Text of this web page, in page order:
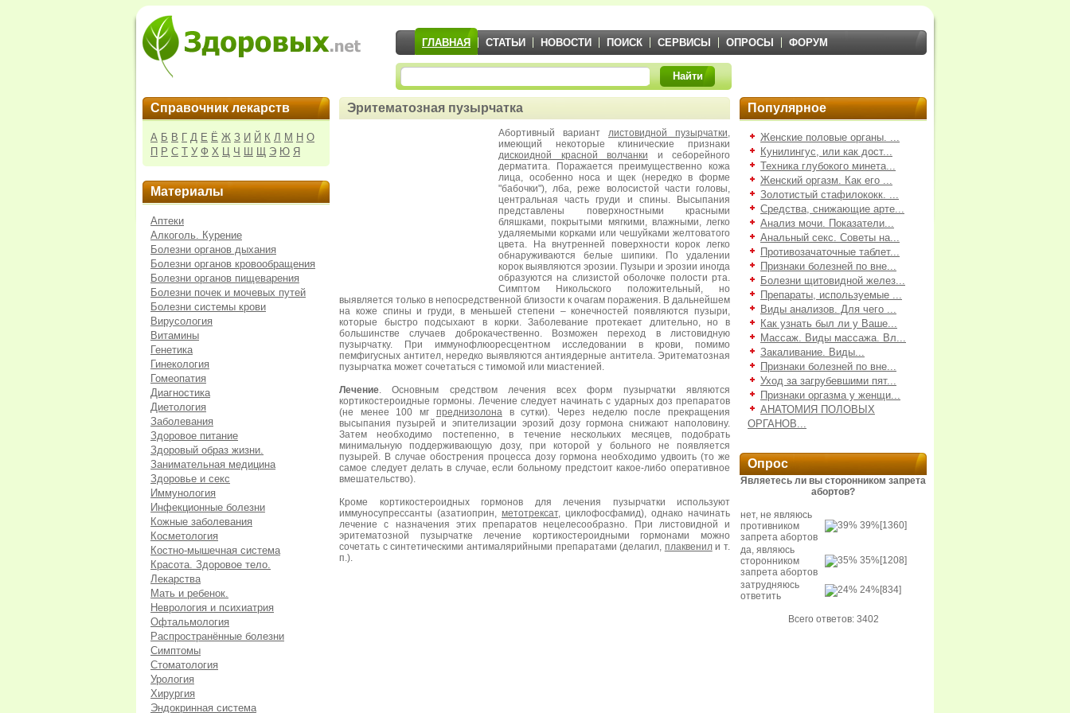
ГЛАВНАЯ СТАТЬИ НОВОСТИ ПОИСК СЕРВИСЫ ОПРОСЫ ФОРУМ
Найти
Справочник лекарств
А Б В Г Д Е Ё Ж З И Й К Л М Н О
П Р С Т У Ф Х Ц Ч Ш Щ Э Ю Я
Материалы
Аптеки
Алкоголь. Курение
Болезни органов дыхания
Болезни органов кровообращения
Болезни органов пищеварения
Болезни почек и мочевых путей
Болезни системы крови
Вирусология
Витамины
Генетика
Гинекология
Гомеопатия
Диагностика
Диетология
Заболевания
Здоровое питание
Здоровый образ жизни.
Занимательная медицина
Здоровье и секс
Иммунология
Инфекционные болезни
Кожные заболевания
Косметология
Костно-мышечная система
Красота. Здоровое тело.
Лекарства
Мать и ребенок.
Неврология и психиатрия
Офтальмология
Распространённые болезни
Симптомы
Стоматология
Урология
Хирургия
Эндокринная система
Эритематозная пузырчатка
Абортивный вариант листовидной пузырчатки,
имеющий некоторые клинические признаки
дискоидной красной волчанки и себорейного
дерматита. Поражается преимущественно кожа
лица, особенно носа и щек (нередко в форме
"бабочки"), лба, реже волосистой части головы,
центральная часть груди и спины. Высыпания
представлены поверхностными красными
бляшками, покрытыми мягкими, влажными, легко
удаляемыми корками или чешуйками желтоватого
цвета. На внутренней поверхности корок легко
обнаруживаются белые шипики. По удалении
корок выявляются эрозии. Пузыри и эрозии иногда
образуются на слизистой оболочке полости рта.
Симптом Никольского положительный, но
выявляется только в непосредственной близости к очагам поражения. В дальнейшем
на коже спины и груди, в меньшей степени – конечностей появляются пузыри,
которые быстро подсыхают в корки. Заболевание протекает длительно, но в
большинстве случаев доброкачественно. Возможен переход в листовидную
пузырчатку. При иммунофлюоресцентном исследовании в крови, помимо
пемфигусных антител, нередко выявляются антиядерные антитела. Эритематозная
пузырчатка может сочетаться с тимомой или миастенией.
Лечение. Основным средством лечения всех форм пузырчатки являются
кортикостероидные гормоны. Лечение следует начинать с ударных доз препаратов
(не менее 100 мг преднизолонав сутки). Через неделю после прекращения
высыпания пузырей и эпителизации эрозий дозу гормона снижают наполовину.
Затем необходимо постепенно, в течение нескольких месяцев, подобрать
минимальную поддерживающую дозу, при которой у больного не появляется
пузырей. В случае обострения процесса дозу гормона необходимо удвоить (то же
самое следует делать в случае, если больному предстоит какое-либо оперативное
вмешательство).
Кроме кортикостероидных гормонов для лечения пузырчатки используют
иммуносупрессанты (азатиоприн, метотрексат, циклофосфамид), однако начинать
лечение с назначения этих препаратов нецелесообразно. При листовидной и
эритематозной пузырчатке лечение кортикостероидными гормонами можно
сочетать с синтетическими антималярийными препаратами (делагил, плаквенили т.
п.).
Популярное
Женские половые органы. ...
Кунилингус, или как дост...
Техника глубокого минета...
Женский оргазм. Как его ...
Золотистый стафилококк. ...
Средства, снижающие арте...
Анализ мочи. Показатели...
Анальный секс. Советы на...
Противозачаточные таблет...
Признаки болезней по вне...
Болезни щитовидной желез...
Препараты, используемые ...
Виды анализов. Для чего ...
Как узнать был ли у Ваше...
Массаж. Виды массажа. Вл...
Закаливание. Виды...
Признаки болезней по вне...
Уход за загрубевшими пят...
Признаки оргазма у женщи...
АНАТОМИЯ ПОЛОВЫХ
ОРГАНОВ...
Опрос
Являетесь ли вы сторонником запрета
абортов?
нет, не являюсь
противником
запрета абортов
39%[1360]
да, являюсь
сторонником
запрета абортов
35%[1208]
затрудняюсь
ответить
24%[834]
Всего ответов: 3402